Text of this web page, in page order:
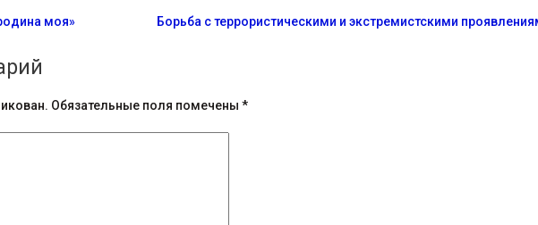
моя» Борьба с террористическими и экстремистскими
Обязательные поля помечены *